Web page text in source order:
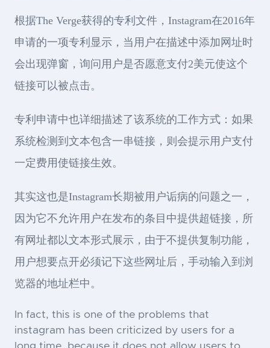
根据The Verge获得的专利文件，Instagram在2016年
申请的一项专利显示，当用户在描述中添加网址时
会出现弹窗，询问用户是否愿意支付2美元使这个
链接可以被点击。
专利申请中也详细描述了该系统的工作方式：如果
系统检测到文本包含一串链接，则会提示用户支付
一定费用使链接生效。
其实这也是Instagram长期被用户诟病的问题之一，
因为它不允许用户在发布的条目中提供超链接，所
有网址都以文本形式展示，由于不提供复制功能，
用户想要点开必须记下这些网址后，手动输入到浏
览器的地址栏中。
In fact, this is one of the problems that
instagram has been criticized by users for a